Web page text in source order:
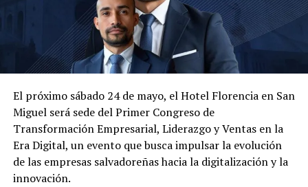
Me gusta esto:
El próximo sábado 24de mayo, elHotel Florencia en San
Miguel será sede delPrimer Congreso de
TransformaciónEmpresarial, LiderazgoyVentas enla
EraDigital, un evento quebuscaimpulsarla evolución
delas empresas salvadoreñashaciala digitalizaciónyla
innovación.